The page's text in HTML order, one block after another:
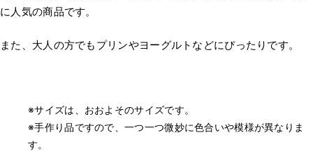
に人気の商品です。
また、大人の方でもプリンやヨーグルトなどにぴったりです。
※サイズは、おおよそのサイズです。
※手作り品ですので、一つ一つ微妙に色合いや模様が異なりま
す。